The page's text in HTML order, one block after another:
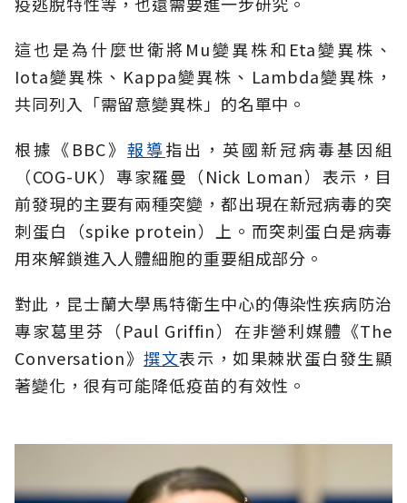
這也是為什麼世衛將Mu變異株和Eta變異株、
Iota變異株、Kappa變異株、Lambda變異株，
共同列入「需留意變異株」的名單中。
根據《BBC》 報導指出，英國新冠病毒基因組
（COG-UK）專家羅曼（Nick Loman）表示，目
前發現的主要有兩種突變，都出現在新冠病毒的突
刺蛋白（spike protein）上。而突刺蛋白是病毒
用來解鎖進入人體細胞的重要組成部分。
對此，昆士蘭大學馬特衛生中心的傳染性疾病防治
專家葛里芬（Paul Griffin）在非營利媒體《The
Conversation》撰文表示，如果棘狀蛋白發生顯
著變化，很有可能降低疫苗的有效性。